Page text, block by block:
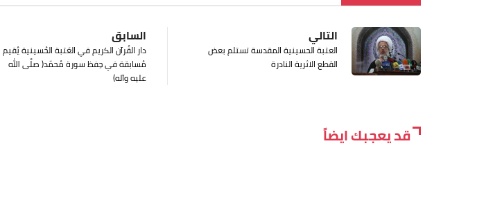
السابق
دار القُرآن الكريم في العَتبة الحُسينية يُقيم
مُسابقة في حِفظ سورة مُحمّد( صلَّى الله
عليه وآله)
التالي
العتبة الحسينية المقدسة تستلم بعض
القطع الاثرية النادرة
قد يعجبك ايضاً